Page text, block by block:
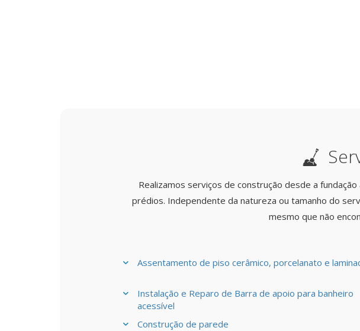
Realizamos serviços de construção desde a
prédios. Independente da natureza ou tamanho do
mesmo que não
Assentamento de piso cerâmico, porcelanato e
Instalação e Reparo de Barra de apoio para banheiro
acessível
Construção de parede